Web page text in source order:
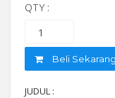
QTY :
Beli Sekarang
JUDUL :